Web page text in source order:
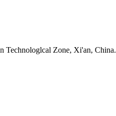
Technologlcal Zone, Xi'an, China.